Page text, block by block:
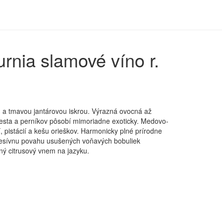
slamové víno r.
tmavou jantárovou iskrou. Výrazná ovocná až
a perníkov pôsobí mimoriadne exoticky. Medovo-
a kešu orieškov. Harmonicky plné prírodne
povahu usušených voňavých bobuliek
citrusový vnem na jazyku.